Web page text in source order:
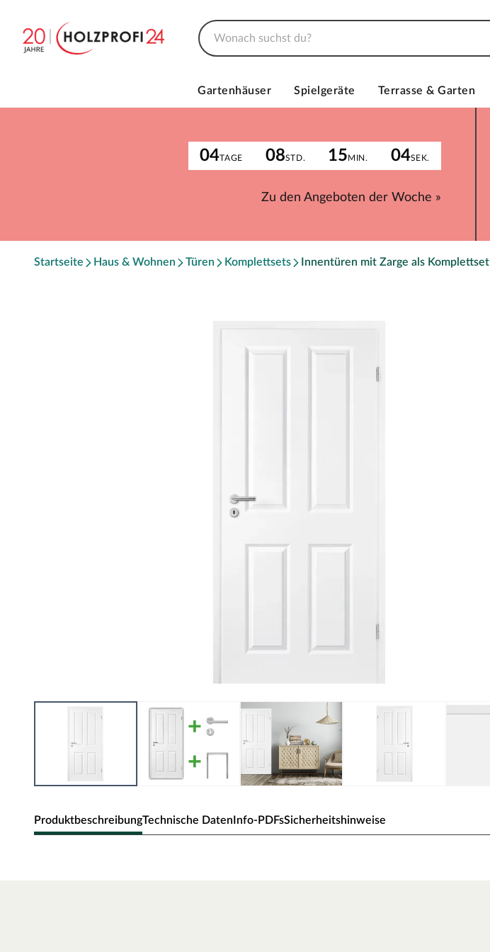
Gartenhäuser Spielgeräte Terrasse & Garten
04TAGE 08STD. 15MIN. 04SEK.
Zu den Angeboten der Woche »
Startseite Haus & Wohnen Türen Komplettsets Innentüren mit Zarge als Komplettset
ProduktbeschreibungTechnische DatenInfo-PDFsSicherheitshinweise